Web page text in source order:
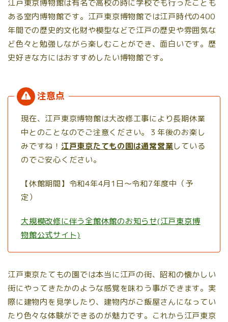
江戸東京博物館は有名で高校の時に学校でも行ったことも
ある室内博物館です。江戸東京博物館では江戸時代の400
年間での歴史的文化財や模型などで江戸の歴史や雰囲気な
ど色々と勉強しながら楽しむことができ、面白いです。歴
史好きな方にはおすすめしたい博物館です。
現在、江戸東京博物館は大改修工事により長期休業
中とのことなのでご注意ください。３年後のお楽し
みですね！ 江戸東京たてもの園は通常営業している
のでご安心ください。
【休館期間】 令和4年4月1日～令和7年度中（予
定）
大規模改修に伴う全館休館のお知らせ(江戸東京博
物館公式サイト)
江戸東京たてもの園では本当に江戸の街、昭和の懐かしい
街にやってきたかのような感覚を味わう事ができます。実
際に建物内を見学したり、建物内がご飯屋さんになってい
たり色々な体験ができるのが魅力です。これから江戸東京